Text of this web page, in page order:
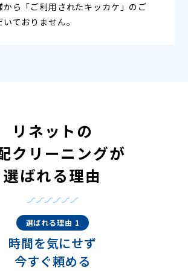
から「ご利用されたキッカケ」のご
ておりません。
リネットの
クリーニングが
選ばれる理由
選ばれる理由 1
時間を気にせず
今すぐ頼める